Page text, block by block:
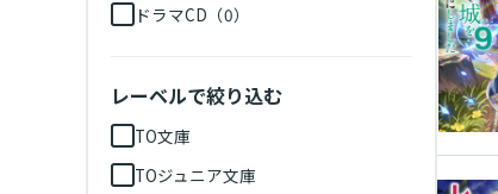
ドラマCD（0）
レーベルで絞り込む
TO文庫
TOジュニア文庫